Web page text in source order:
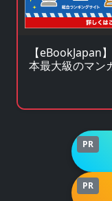
【eBookJapan
本最大級のマン
PR
PR